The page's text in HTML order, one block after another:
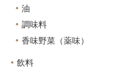
油
調味料
香味野菜（薬味）
飲料